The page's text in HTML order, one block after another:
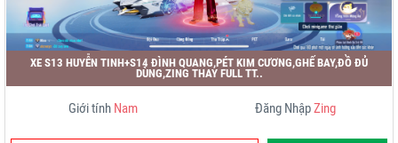
XE S13 HUYỄN TINH+S14 ĐÌNH QUANG,PÉT KIM CƯƠNG,GHẾ BAY,ĐỒ ĐỦ
DÙNG,ZING THAY FULL TT..
Giới tính Nam Đăng NhậpZing